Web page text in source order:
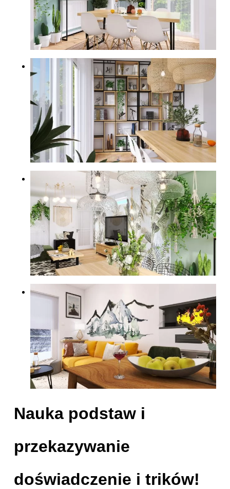
Nauka podstaw i
przekazywanie
doświadczenie i trików!